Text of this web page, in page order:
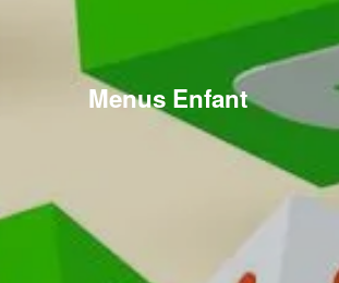
Menus Enfant